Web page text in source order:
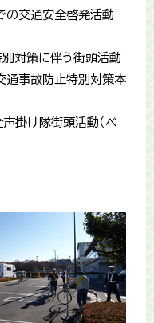
の交通安全啓発活動
対策に伴う街頭活動
通事故防止特別対策本
掛け隊街頭活動（ベ